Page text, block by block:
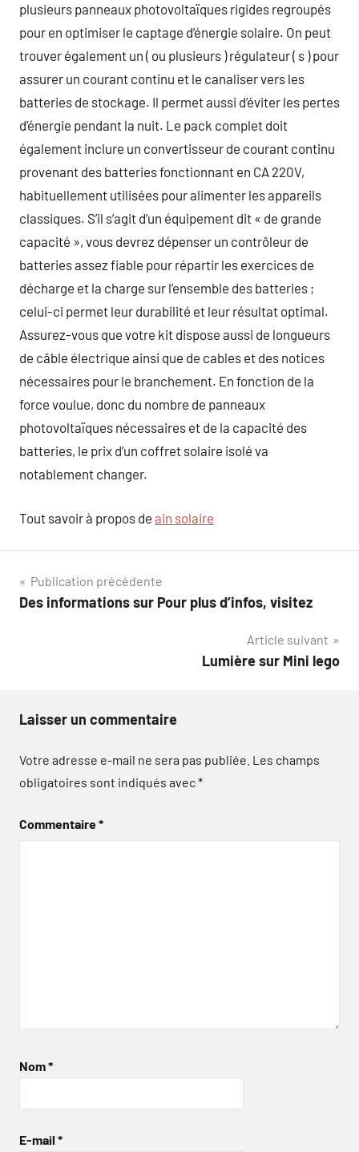
plusieurs panneaux photovoltaïques rigides regroupés
pour en optimiser le captage d’énergie solaire. On peut
trouver également un ( ou plusieurs ) régulateur ( s ) pour
assurer un courant continu et le canaliser vers les
batteries de stockage. Il permet aussi d’éviter les pertes
d’énergie pendant la nuit. Le pack complet doit
également inclure un convertisseur de courant continu
provenant des batteries fonctionnant en CA 220V,
habituellement utilisées pour alimenter les appareils
classiques. S’il s’agit d’un équipement dit « de grande
capacité », vous devrez dépenser un contrôleur de
batteries assez fiable pour répartir les exercices de
décharge et la charge sur l’ensemble des batteries ;
celui-ci permet leur durabilité et leur résultat optimal.
Assurez-vous que votre kit dispose aussi de longueurs
de câble électrique ainsi que de cables et des notices
nécessaires pour le branchement. En fonction de la
force voulue, donc du nombre de panneaux
photovoltaïques nécessaires et de la capacité des
batteries, le prix d’un coffret solaire isolé va
notablement changer.
Tout savoir à propos de ain solaire
Navigation
de
Publication précédente
Des informations sur Pour plus d’infos, visitez
Article suivant
Lumière sur Mini lego
Laisser un commentaire
Votre adresse e-mail ne sera pas publiée. Les champs
obligatoires sont indiqués avec*
Commentaire*
Nom*
E-mail *